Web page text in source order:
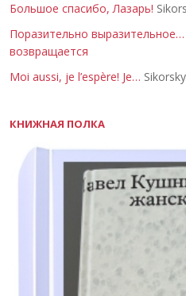
Большое спасибо, Лазарь!
Поразительно выразительное…
возвращается
Moi aussi, je l’espère! Je…
КНИЖНАЯ ПОЛКА